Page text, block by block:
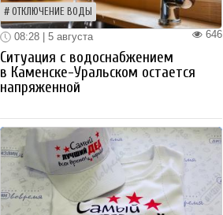
ОТКЛЮЧЕНИЕ ВОДЫ
646
08:28 | 5 августа
Ситуация с водоснабжением
в Каменске-Уральском остается
напряженной